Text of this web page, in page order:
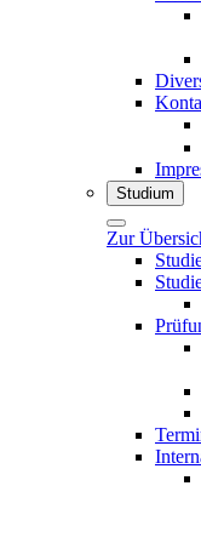
Studium
Zur